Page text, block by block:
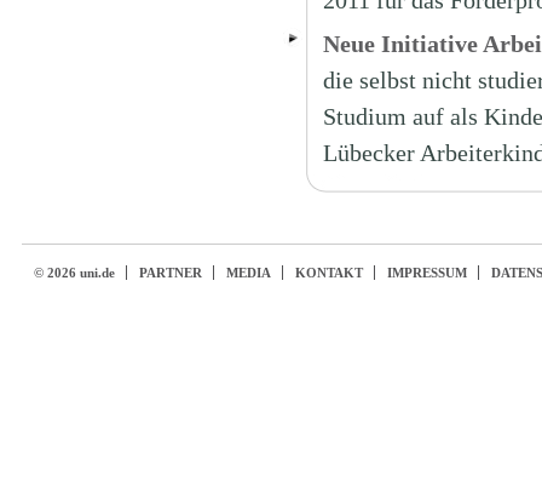
Neue Initiative
die selbst nicht
Studium auf als
Lübecker
© 2026 uni.de PARTNER MEDIA KONTAKT IMPRESSUM